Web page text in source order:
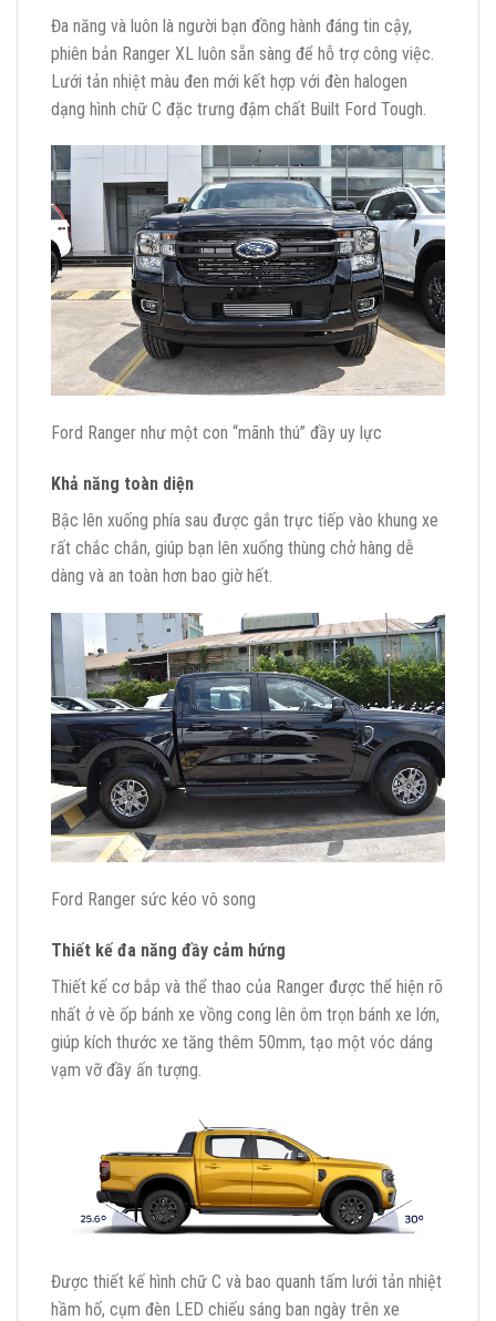
Đa năng và luôn là người bạn đồng hành đáng tin cậy,
phiên bản Ranger XL luôn sẵn sàng để hỗ trợ công việc.
Lưới tản nhiệt màu đen mới kết hợp với đèn halogen
dạng hình chữ C đặc trưng đậm chất Built Ford Tough.
Ford Ranger như một con “mãnh thú” đầy uy lực
Khả năng toàn diện
Bậc lên xuống phía sau được gắn trực tiếp vào khung xe
rất chắc chắn, giúp bạn lên xuống thùng chở hàng dễ
dàng và an toàn hơn bao giờ hết.
Ford Ranger sức kéo vô song
Thiết kế đa năng đầy cảm hứng
Thiết kế cơ bắp và thể thao của Ranger được thể hiện rõ
nhất ở vè ốp bánh xe vồng cong lên ôm trọn bánh xe lớn,
giúp kích thước xe tăng thêm 50mm, tạo một vóc dáng
vạm vỡ đầy ấn tượng.
Được thiết kế hình chữ C và bao quanh tấm lưới tản nhiệt
hầm hố, cụm đèn LED chiếu sáng ban ngày trên xe